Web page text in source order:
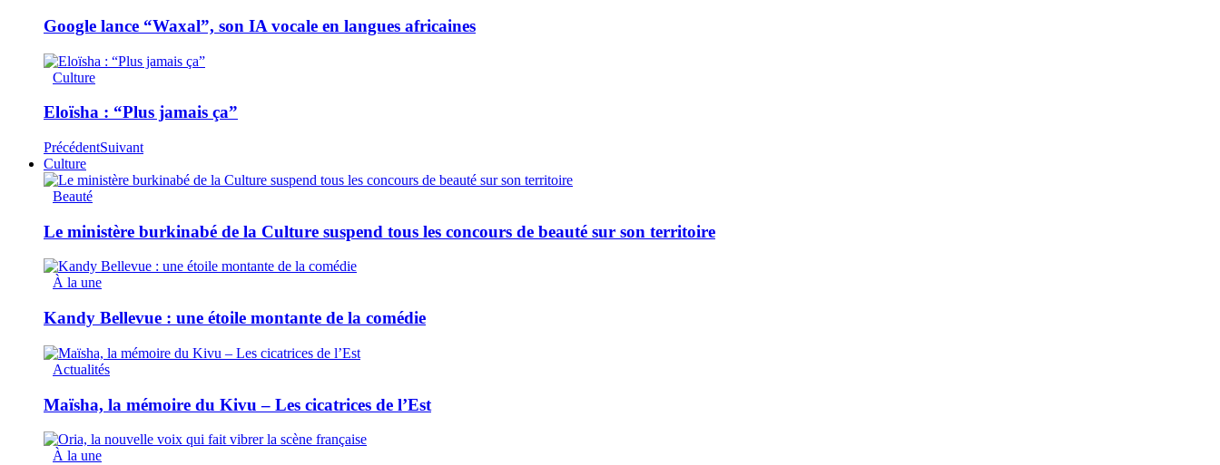
Google lance “Waxal”, son IA vocale en langues africaines
Culture
Eloïsha : “Plus jamais ça”
PrécédentSuivant
Culture
Beauté
Le ministère burkinabé de la Culture suspend tous les concours de beauté sur son territoire
À la une
Kandy Bellevue : une étoile montante de la comédie
Actualités
Maïsha, la mémoire du Kivu – Les cicatrices de l’Est
À la une